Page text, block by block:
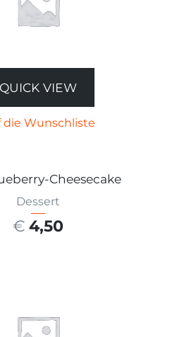
QUICK VIEW
die Wunschliste
Cheesecake
Dessert
€ 4,50